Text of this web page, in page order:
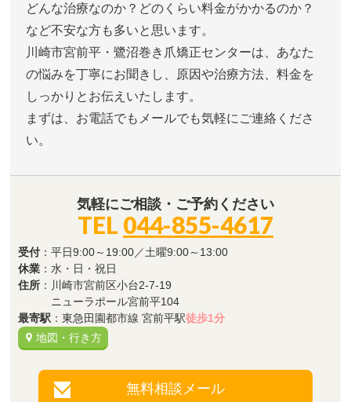
どんな治療なのか？どのくらい料金がかかるのか？
など不安な方も多いと思います。
川崎市宮前平・鷺沼巻き爪矯正センターは、あなた
の悩みを丁寧にお聞きし、原因や治療方法、料金を
しっかりとお伝えいたします。
まずは、お電話でもメールでも気軽にご連絡くださ
い。
気軽にご相談・ご予約ください
TEL 044-855-4617
受付 ：平日9:00～19:00／土曜9:00～13:00
休業 ：水・日・祝日
住所 ：川崎市宮前区小台2-7-19
ニューラポール宮前平104
最寄駅 ：東急田園都市線 宮前平駅徒歩1分
地図・行き方
無料相談メール